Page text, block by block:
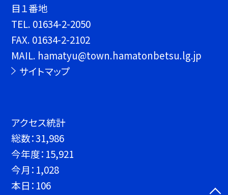
目１番地
TEL. 01634-2-2050
FAX. 01634-2-2102
MAIL. hamatyu@town.hamatonbetsu.lg.jp
サイトマップ
アクセス統計
総数：31,986
今年度： 15,921
今月： 1,028
本日： 106